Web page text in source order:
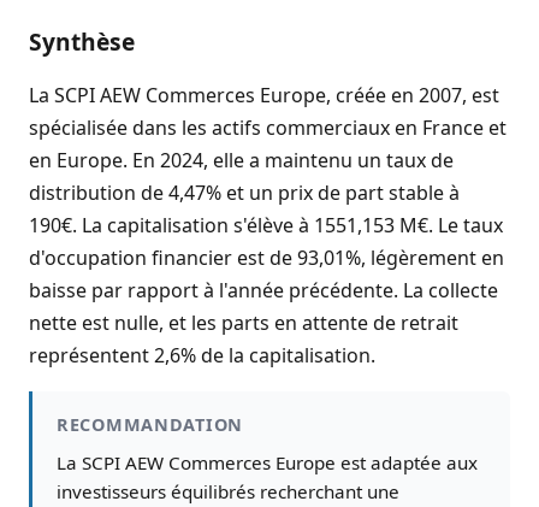
Synthèse
La SCPI AEW Commerces Europe, créée en 2007, est
spécialisée dans les actifs commerciaux en France et
en Europe. En 2024, elle a maintenu un taux de
distribution de 4,47% et un prix de part stable à
190€. La capitalisation s'élève à 1551,153 M€. Le taux
d'occupation financier est de 93,01%, légèrement en
baisse par rapport à l'année précédente. La collecte
nette est nulle, et les parts en attente de retrait
représentent 2,6% de la capitalisation.
RECOMMANDATION
La SCPI AEW Commerces Europe est adaptée aux
investisseurs équilibrés recherchant une